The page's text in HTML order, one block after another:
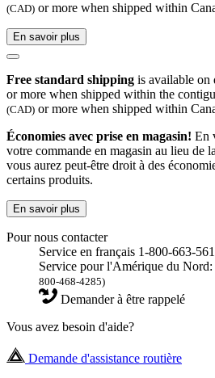
(CAD) or more when shipped within
En savoir plus
Free standard shipping is available on
or more when shipped within the
(CAD) or more when shipped within
Économies avec prise en magasin! En
votre commande en magasin au lieu de
vous aurez peut-être droit à des
certains produits.
En savoir plus
Pour nous contacter
Service en français 1-800-663-
Service pour l'Amérique du
800-468-4285)
Demander à être rappelé
Vous avez besoin d'aide?
Demande d'assistance routière